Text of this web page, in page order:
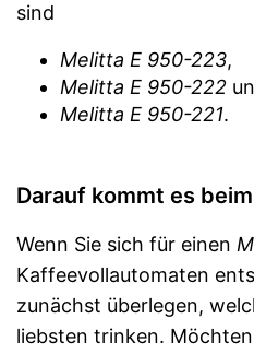
sind
Melitta E 950-223,
Melitta E 950-222
Melitta E 950-221.
Darauf kommt es
Wenn Sie sich für einen
Kaffeevollautomaten
zunächst überlegen,
liebsten trinken.